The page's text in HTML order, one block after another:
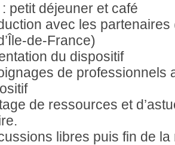
petit déjeuner et café
avec les
de-France)
du dispositif
de professionnels
de ressources et
libres puis fin de la